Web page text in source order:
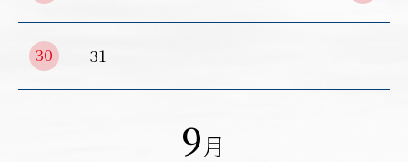
30 31
9月